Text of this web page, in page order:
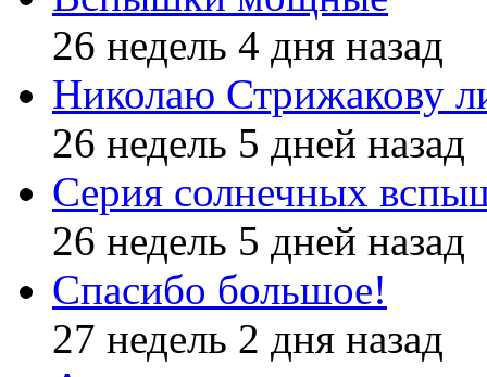
26 недель 4 дня назад
Николаю Стрижакову
26 недель 5 дней назад
Серия солнечных
26 недель 5 дней назад
Спасибо большое!
27 недель 2 дня назад